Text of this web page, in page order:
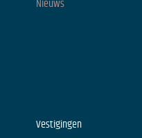
Nieuws
Vestigingen